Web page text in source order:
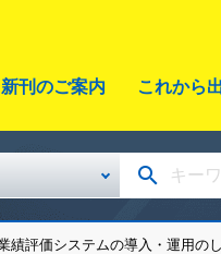
新刊のご案内 これから
績評価システムの導入・運用の